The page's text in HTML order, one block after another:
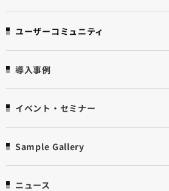
ユーザーコミュニティ
導入事例
イベント・セミナー
Sample Gallery
ニュース